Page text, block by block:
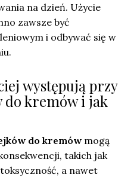
na dzień. Użycie
zawsze być
i odbywać się w
występują przy
do kremów i jak
do kremów mogą
takich jak
a nawet